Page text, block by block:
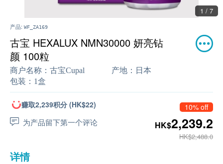
1 / 7
产品: WF_ZA169
古宝 HEXALUX NMN30000 妍亮钻
颜 100粒
商户名称： 古宝Cupal 产地： 日本
包装： 1盒
赚取2,239积分 (HK$22)
为产品留下第一个评论
10% off
HK$2,239.2
HK$2,488.0
详情